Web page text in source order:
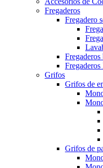
Fregaderos
Fregadero
Fregaderos
Grifos
Grifos de
Grifos de